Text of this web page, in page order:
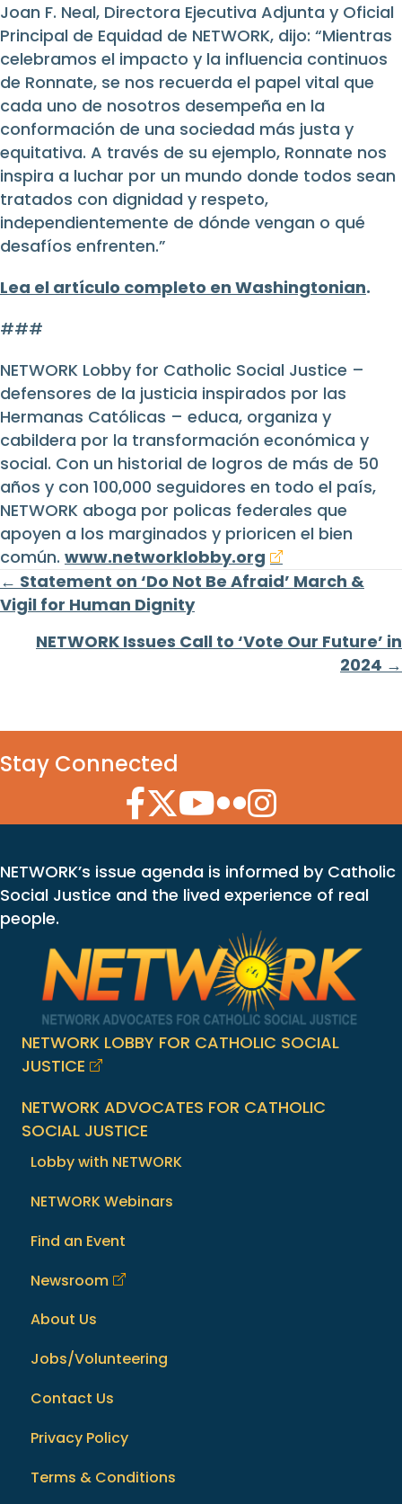
Joan F. Neal, Directora Ejecutiva Adjunta y Oficial
Principal de Equidad de NETWORK, dijo: “Mientras
celebramos el impacto y la influencia continuos
de Ronnate, se nos recuerda el papel vital que
cada uno de nosotros desempeña en la
conformación de una sociedad más justa y
equitativa. A través de su ejemplo, Ronnate nos
inspira a luchar por un mundo donde todos sean
tratados con dignidad y respeto,
independientemente de dónde vengan o qué
desafíos enfrenten.”
Lea el artículo completo en Washingtonian.
###
NETWORK Lobby for Catholic Social Justice –
defensores de la justicia inspirados por las
Hermanas Católicas – educa, organiza y
cabildera por la transformación económica y
social. Con un historial de logros de más de 50
años y con 100,000 seguidores en todo el país,
NETWORK aboga por policas federales que
apoyen a los marginados y prioricen el bien
común. www.networklobby.org
Posts
navigation
← Statement on ‘Do Not Be Afraid’ March &
Vigil for Human Dignity
NETWORK Issues Call to ‘Vote Our Future’ in
2024 →
Stay Connected
Facebook Icon
Twitter Icon
YouTube Icon
Flickr Icon
Instagram Icon
NETWORK’s issue agenda is informed by Catholic
Social Justice and the lived experience of real
people.
NETWORK LOBBY FOR CATHOLIC SOCIAL
JUSTICE
NETWORK ADVOCATES FOR CATHOLIC
SOCIAL JUSTICE
Lobby with NETWORK
NETWORK Webinars
Find an Event
Newsroom
About Us
Jobs/Volunteering
Contact Us
Privacy Policy
Terms & Conditions